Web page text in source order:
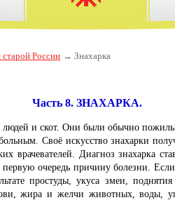
России Знахарка
Часть 8. ЗНАХАРКА.
и скот. Они были обычно
Своё искусство знахарки
врачевателей. Диагноз знахарка
очередь причину болезни.
простуды, укуса змеи,
жира и желчи животных, воды,